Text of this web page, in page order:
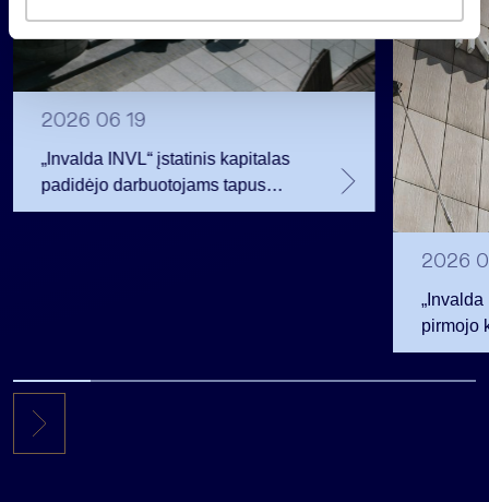
s
2026 06 19
„Invalda INVL“ įstatinis kapitalas
padidėjo darbuotojams tapus
akcininkais
2026
pirmojo
256,3